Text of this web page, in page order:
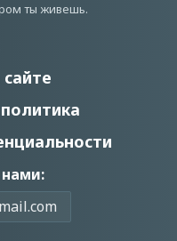
ты живешь.
нами: